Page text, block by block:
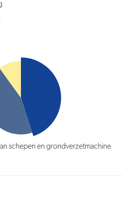
schepen en grondverzetmachine